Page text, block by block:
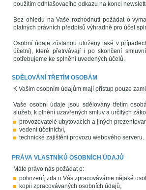
použitím odhlašovacího odkazu na konci
Bez ohledu na Vaše rozhodnutí požádat o
platných právních předpisů výhradně pro účel
Osobní údaje zůstanou uloženy také v
účetní), které přetrvávají i po skončení
potřebujeme ke splnění uvedených účelů.
SDĚLOVÁNÍ TŘETÍM OSOBÁM
K Vašim osobním údajům mají přístup pouze
Vaše osobní údaje jsou sdělovány třetím
služeb, k plnění uzavřených smluv a určitých
provozovatelé ubytovacích a jiných
vedení účetnictví,
technické zajištění provozu webového serveru.
PRÁVA VLASTNÍKŮ OSOBNÍCH ÚDAJŮ
Máte právo nás požádat o:
potvrzení, zda o Vás zpracováváme nějaké
kopii zpracovávaných osobních údajů,